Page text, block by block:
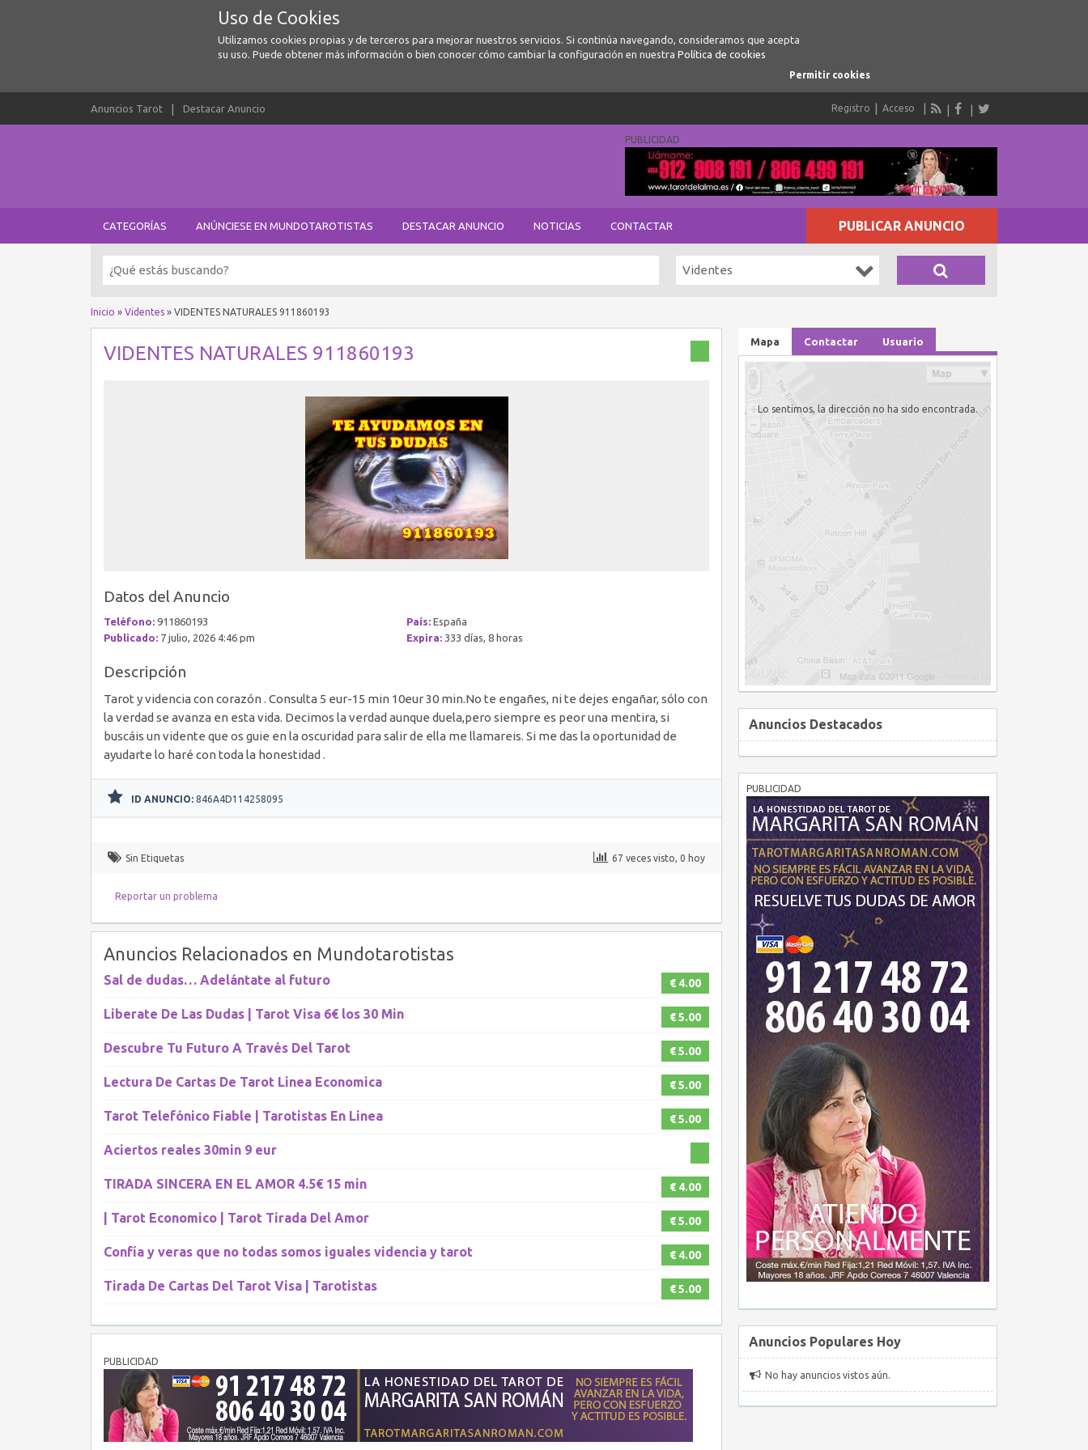
Uso de Cookies
Utilizamos cookies propias y de terceros para mejorar nuestros servicios. Si continúa navegando, consideramos que acepta
su uso. Puede obtener más información o bien conocer cómo cambiar la configuración en nuestra Política de cookies
Permitir cookies
Anuncios Tarot Destacar Anuncio Registro Acceso
PUBLICIDAD
CATEGORÍAS ANÚNCIESE EN MUNDOTAROTISTAS DESTACAR ANUNCIO NOTICIAS CONTACTAR PUBLICAR ANUNCIO
Videntes
Inicio » Videntes » VIDENTES NATURALES 911860193
VIDENTES NATURALES 911860193
Datos del Anuncio
Teléfono: 911860193 País: España
Publicado: 7 julio, 2026 4:46 pm Expira: 333 días, 8 horas
Descripción
Tarot y videncia con corazón . Consulta 5 eur-15 min 10eur 30 min.No te engañes, ni te dejes engañar, sólo con
la verdad se avanza en esta vida. Decimos la verdad aunque duela,pero siempre es peor una mentira, si
buscáis un vidente que os guie en la oscuridad para salir de ella me llamareis. Si me das la oportunidad de
ayudarte lo haré con toda la honestidad .
ID ANUNCIO: 846A4D114258095
Sin Etiquetas 67 veces visto, 0 hoy
Reportar un problema
Anuncios Relacionados en Mundotarotistas
€ 4.00
Sal de dudas… Adelántate al futuro
€ 5.00
Liberate De Las Dudas | Tarot Visa 6€ los 30 Min
€ 5.00
Descubre Tu Futuro A Través Del Tarot
€ 5.00
Lectura De Cartas De Tarot Linea Economica
€ 5.00
Tarot Telefónico Fiable | Tarotistas En Linea
Aciertos reales 30min 9 eur
€ 4.00
TIRADA SINCERA EN EL AMOR 4.5€ 15 min
€ 5.00
| Tarot Economico | Tarot Tirada Del Amor
€ 4.00
Confía y veras que no todas somos iguales videncia y tarot
€ 5.00
Tirada De Cartas Del Tarot Visa | Tarotistas
PUBLICIDAD
Mapa Contactar Usuario
Lo sentimos, la dirección no ha sido encontrada.
Anuncios Destacados
PUBLICIDAD
Anuncios Populares Hoy
No hay anuncios vistos aún.